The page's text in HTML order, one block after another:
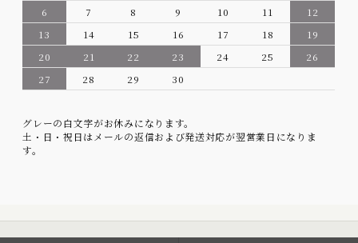
6
7 8 9 10 11
12
13
14 15 16 17 18
19
20
21 22 23 24 25
26
27
28 29 30
グレーの白文字がお休みになります。
土・日・祝日はメールの返信および発送対応が翌営業日になりま
す。